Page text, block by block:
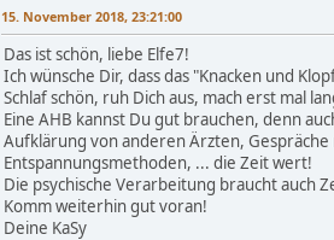
15. November 2018, 23:21:00
Das ist schön, liebe Elfe7!
Ich wünsche Dir, dass das "Knacken und
Schlaf schön, ruh Dich aus, mach erst mal
Eine AHB kannst Du gut brauchen, denn
Aufklärung von anderen Ärzten,
Entspannungsmethoden, ... die Zeit wert!
Die psychische Verarbeitung braucht auch
Komm weiterhin gut voran!
Deine KaSy